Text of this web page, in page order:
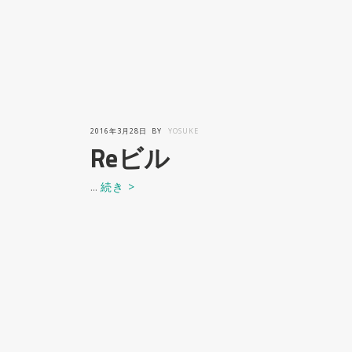
2016年3月28日 BY YOSUKE
Reビル
...続き >